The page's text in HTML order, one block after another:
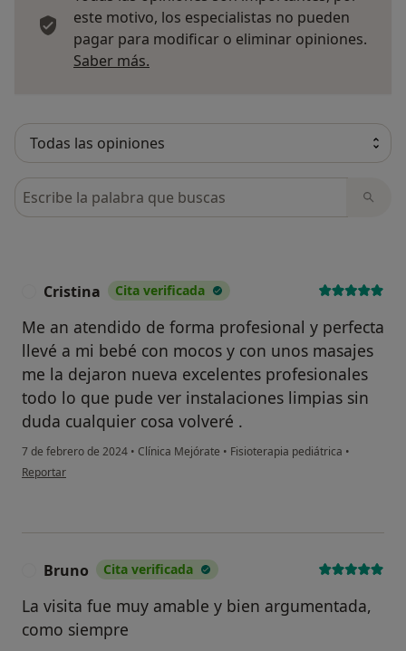
este motivo, los especialistas no pueden
pagar para modificar o eliminar opiniones.
Saber más.
Busca en opiniones
Cristina Cita verificada
Me an atendido de forma profesional y perfecta
llevé a mi bebé con mocos y con unos masajes
me la dejaron nueva excelentes profesionales
todo lo que pude ver instalaciones limpias sin
duda cualquier cosa volveré .
7 de febrero de 2024 • Clínica Mejórate • Fisioterapia pediátrica •
en opinión del usuario Cristina
Reportar
Bruno Cita verificada
La visita fue muy amable y bien argumentada,
como siempre